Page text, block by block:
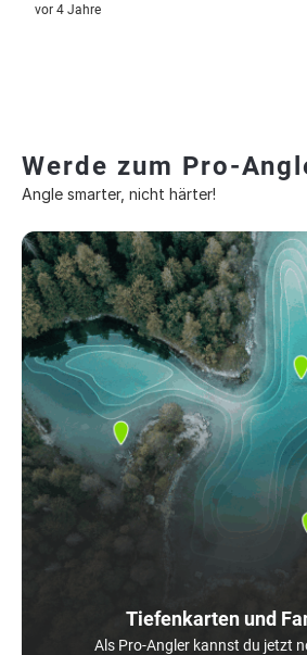
vor 4 Jahre
Werde zum Pro-
Angle smarter, nicht härter!
Tiefenkarten und
Als Pro-Angler kannst du jetzt